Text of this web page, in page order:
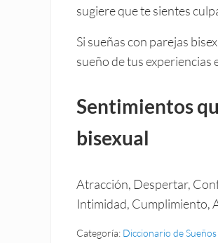
sugiere que te sientes
Si sueñas con parejas
sueño de tus experiencias
Sentimientos
bisexual
Atracción, Despertar,
Intimidad, Cumplimiento,
Categoría: Diccionario de Sueños